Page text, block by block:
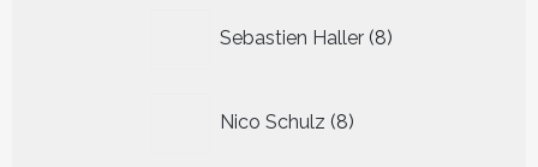
Sebastien Haller 8
producten
Nico Schulz 8
producten